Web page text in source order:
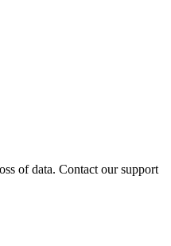
of data. Contact our support